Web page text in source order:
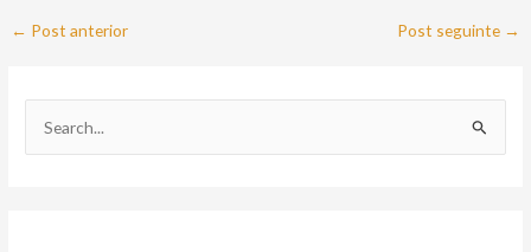
← Post anterior Post seguinte →